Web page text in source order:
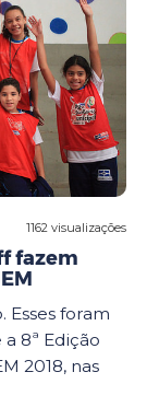
1162 visualizações
fazem
Esses foram
8ª Edição
2018, nas